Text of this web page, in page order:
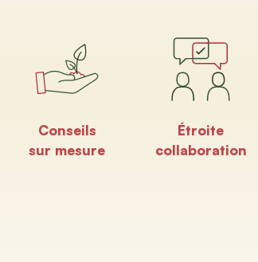
Conseils
sur mesure
Étroite
collaboration